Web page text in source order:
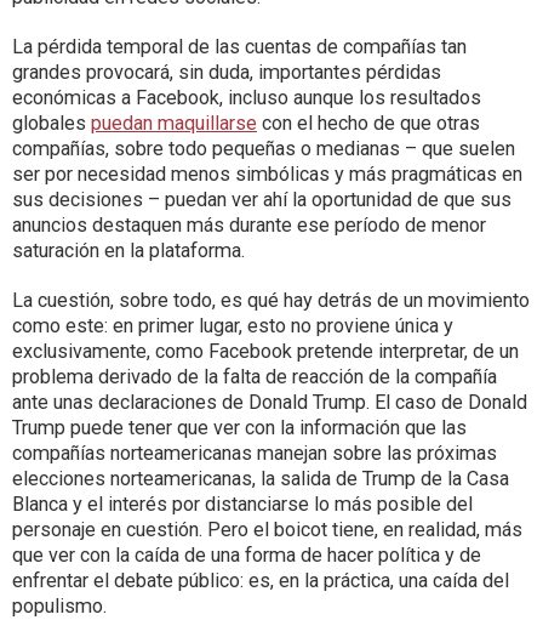
La pérdida temporal de las cuentas de compañías tan
grandes provocará, sin duda, importantes pérdidas
económicas a Facebook, incluso aunque los resultados
globales puedan maquillarse con el hecho de que otras
compañías, sobre todo pequeñas o medianas – que suelen
ser por necesidad menos simbólicas y más pragmáticas en
sus decisiones – puedan ver ahí la oportunidad de que sus
anuncios destaquen más durante ese período de menor
saturación en la plataforma.
La cuestión, sobre todo, es qué hay detrás de un movimiento
como este: en primer lugar, esto no proviene única y
exclusivamente, como Facebook pretende interpretar, de un
problema derivado de la falta de reacción de la compañía
ante unas declaraciones de Donald Trump. El caso de Donald
Trump puede tener que ver con la información que las
compañías norteamericanas manejan sobre las próximas
elecciones norteamericanas, la salida de Trump de la Casa
Blanca y el interés por distanciarse lo más posible del
personaje en cuestión. Pero el boicot tiene, en realidad, más
que ver con la caída de una forma de hacer política y de
enfrentar el debate público: es, en la práctica, una caída del
populismo.